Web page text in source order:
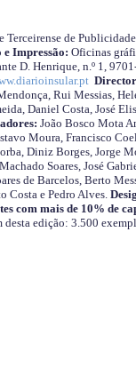
Terceirense de
e Impressão: Oficinas
D. Henrique, n.º 1,
Rui Messias,
Daniel Costa, José
João Bosco Mota
Moura, Francisco
Diniz Borges, Jorge
Soares, José
de Barcelos, Berto
Costa e Pedro Alves.
com mais de 10% de
edição: 3.500